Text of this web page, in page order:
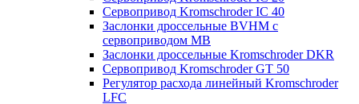
Сервопривод Kromschroder IC 40
Заслонки дроссельные BVHM с
сервоприводом МВ
Заслонки дроссельные Kromschroder DKR
Cервопривод Kromschroder GT 50
Регулятор расхода линейный Kromschroder
LFC